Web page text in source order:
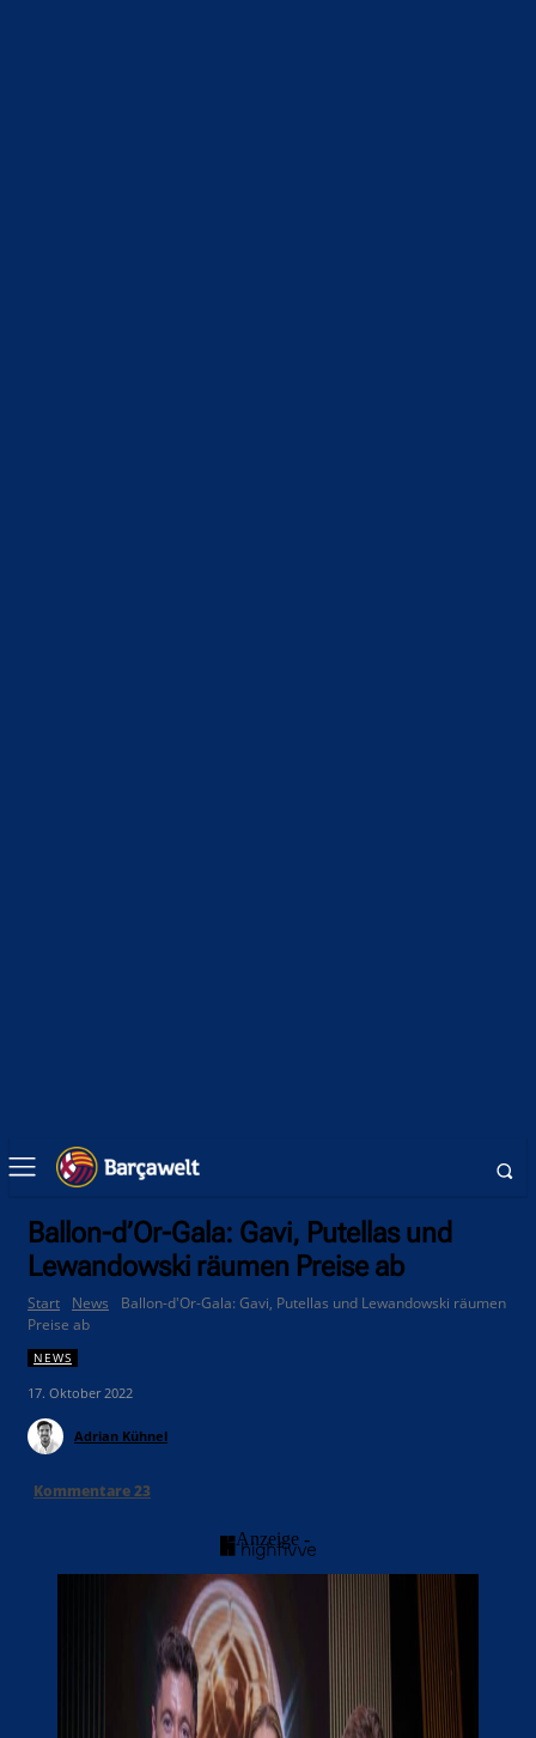
Ballon-d’Or-Gala: Gavi, Putellas und
Lewandowski räumen Preise ab
Start News
Ballon-d'Or-Gala: Gavi, Putellas und Lewandowski räumen
Preise ab
NEWS
17. Oktober 2022
Adrian Kühnel
Kommentare23
- Anzeige -